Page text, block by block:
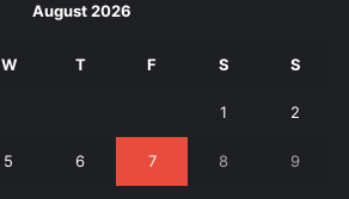
August 2026
W T F S S
1 2
5 6 7 8 9